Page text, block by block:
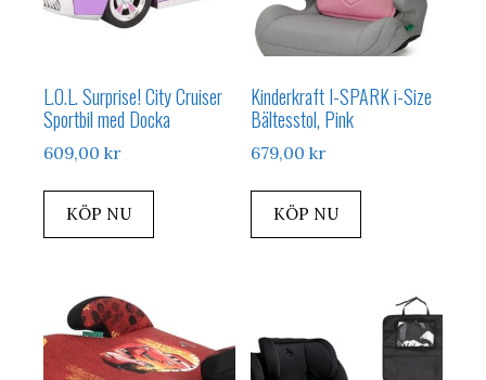
L.O.L. Surprise! City Cruiser
Sportbil med Docka
609,00 kr
KÖP NU
Kinderkraft I-SPARK i-Size
Bältesstol, Pink
679,00kr
KÖP NU